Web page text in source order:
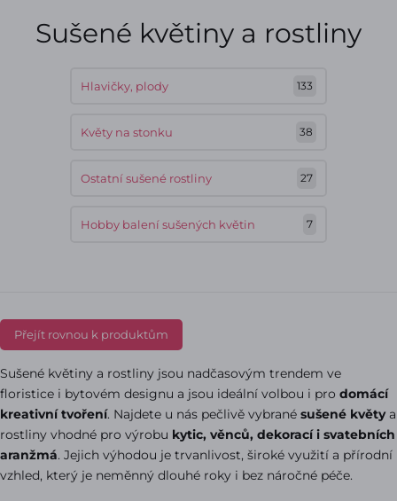
Sušené květiny a rostliny
Hlavičky, plody 133
Květy na stonku 38
Ostatní sušené rostliny 27
Hobby balení sušených květin 7
Přejít rovnou k produktům
Sušené květiny a rostliny jsou nadčasovým trendem ve
floristice i bytovém designu a jsou ideální volbou i pro domácí
kreativní tvoření. Najdete u nás pečlivě vybrané sušené květya
rostliny vhodné pro výrobu kytic, věnců, dekorací i svatebních
aranžmá. Jejich výhodou je trvanlivost, široké využití a přírodní
vzhled, který je neměnný dlouhé roky i bez náročné péče.